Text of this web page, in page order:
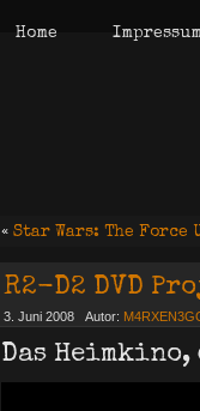
Home
« Star Wars: The Force
R2-D2 DVD
3. Juni 2008 Autor:
Das